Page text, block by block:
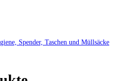
Spender, Taschen und Müllsäcke